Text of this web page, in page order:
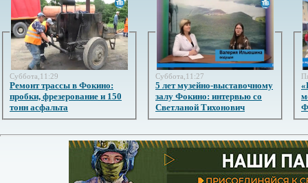
Суббота,11:29
Ремонт трассы в Фокино:
пробки, фрезерование и 150
тонн асфальта
Суббота,11:27
5 лет музейно-выставочному
залу Фокино: интервью со
Светланой Тихонович